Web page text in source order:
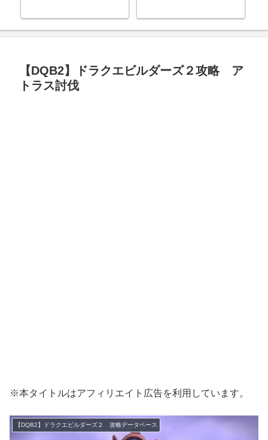
【DQB2】ドラクエビルダーズ２攻略 ア
トラス討伐
※本タイトルはアフィリエイト広告を利用しています。
【DQB2】ドラクエビルダーズ２ 攻略データベース